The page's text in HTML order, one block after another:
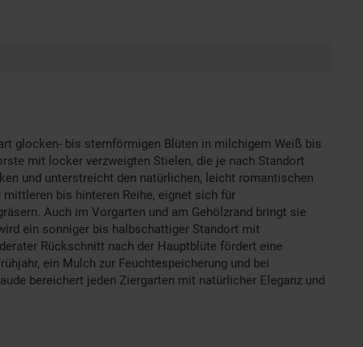
glocken- bis sternförmigen Blüten in milchigem Weiß bis
mit locker verzweigten Stielen, die je nach Standort
und unterstreicht den natürlichen, leicht romantischen
bis hinteren Reihe, eignet sich für
Auch im Vorgarten und am Gehölzrand bringt sie
ein sonniger bis halbschattiger Standort mit
Rückschnitt nach der Hauptblüte fördert eine
ein Mulch zur Feuchtespeicherung und bei
bereichert jeden Ziergarten mit natürlicher Eleganz und